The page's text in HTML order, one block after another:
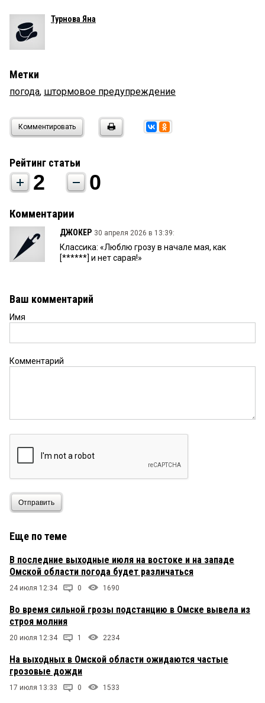
Турнова Яна
Метки
погода, штормовое предупреждение
Комментировать
Рейтинг статьи
2 0
Комментарии
ДЖОКЕР 30 апреля 2026 в 13:39:
Классика: «Люблю грозу в начале мая, как
[******] и нет сарая!»
Ваш комментарий
Имя
Комментарий
Отправить
Еще по теме
В последние выходные июля на востоке и на западе
Омской области погода будет различаться
24 июля 12:34 0 1690
Во время сильной грозы подстанцию в Омске вывела из
строя молния
20 июля 12:34 1 2234
На выходных в Омской области ожидаются частые
грозовые дожди
17 июля 13:33 0 1533